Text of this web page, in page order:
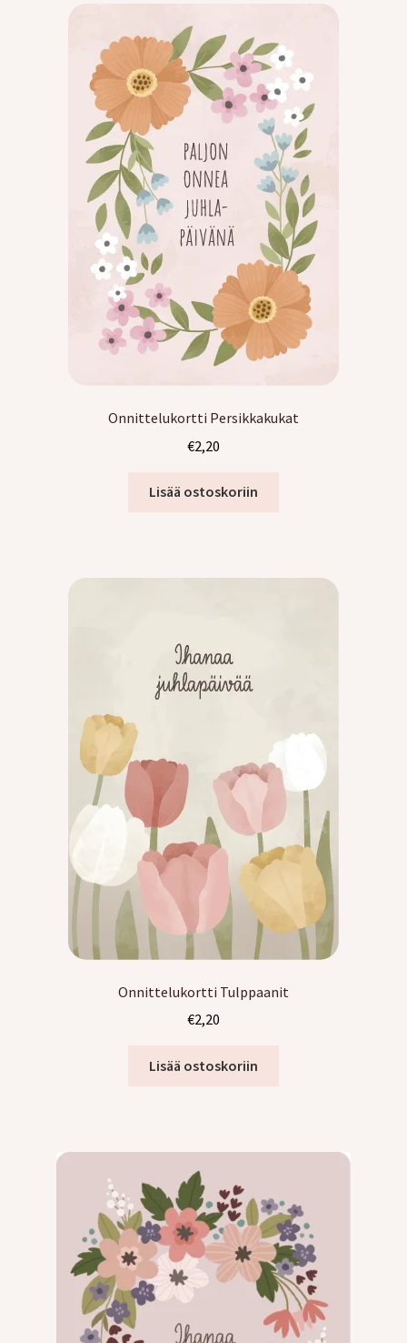
Onnittelukortti Persikkakukat
€2,20
Lisää ostoskoriin
Onnittelukortti Tulppaanit
€2,20
Lisää ostoskoriin